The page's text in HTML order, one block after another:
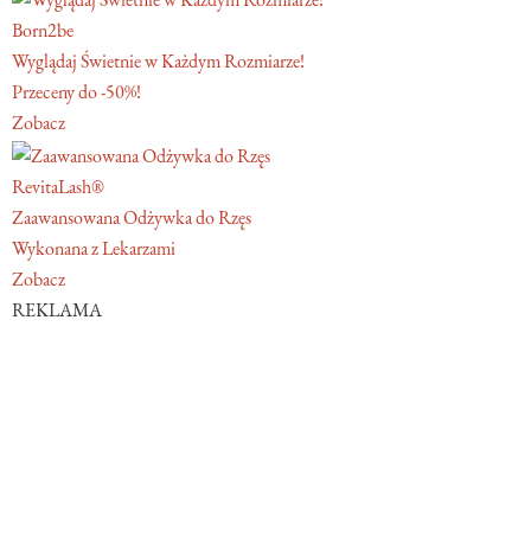
Born2be
Wyglądaj Świetnie w Każdym Rozmiarze!
Przeceny do -50%!
Zobacz
RevitaLash®
Zaawansowana Odżywka do Rzęs
Wykonana z Lekarzami
Zobacz
REKLAMA